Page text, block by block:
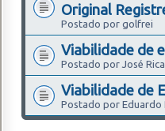
Original
Postado por golfrei
Viabilidade de
Postado por José
Viabilidade de
Postado por Eduardo